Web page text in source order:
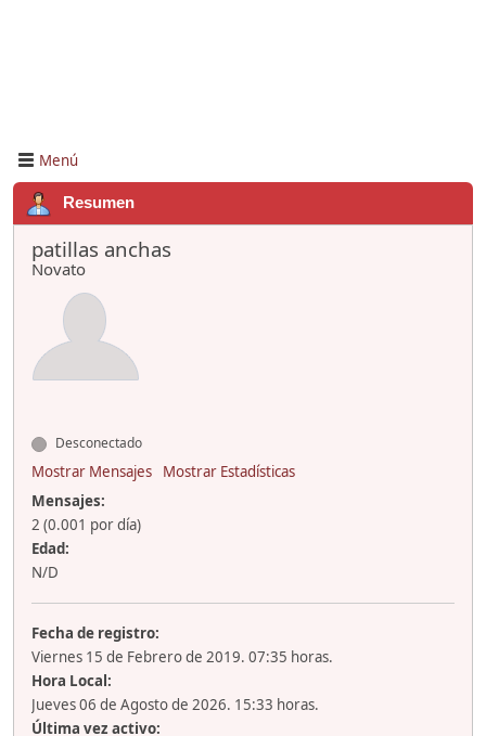
Menú
Resumen
patillas anchas
Novato
Desconectado
Mostrar Mensajes
Mostrar Estadísticas
Mensajes:
2 (0.001 por día)
Edad:
N/D
Fecha de registro:
Viernes 15 de Febrero de 2019. 07:35 horas.
Hora Local:
Jueves 06 de Agosto de 2026. 15:33 horas.
Última vez activo: